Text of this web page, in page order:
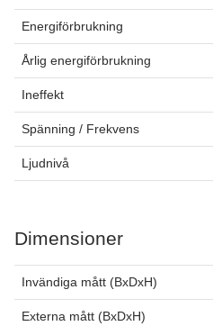
Energiförbrukning
Årlig energiförbrukning
Ineffekt
Spänning / Frekvens
Ljudnivå
Dimensioner
Invändiga mått (BxDxH)
Externa mått (BxDxH)